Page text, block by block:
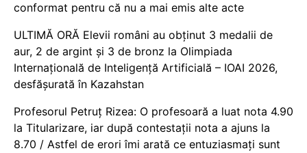
conformat pentru că nu a mai emis alte acte
ULTIMĂ ORĂ Elevii români au obținut 3 medalii de
aur, 2 de argint și 3 de bronz la Olimpiada
Internațională de Inteligență Artificială – IOAI 2026,
desfășurată în Kazahstan
Profesorul Petruț Rizea: O profesoară a luat nota 4.90
la Titularizare, iar după contestații nota a ajuns la
8.70 / Astfel de erori îmi arată ce entuziasmați sunt